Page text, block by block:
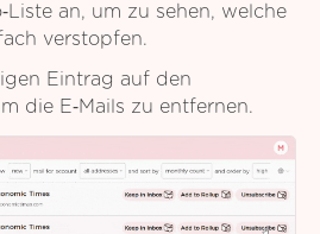
an, um zu sehen, welche
verstopfen.
Eintrag auf den
die E‑Mails zu entfernen.